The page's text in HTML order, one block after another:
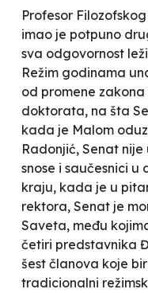
Profesor
imao je potpuno
sva odgovornost
Režim godinama
od promene
doktorata, na šta
kada je Malom
Radonjić, Senat
snose i saučesnici
kraju, kada je u
rektora, Senat je
Saveta, među
četiri predstavnika
šest članova koje
tradicionalni